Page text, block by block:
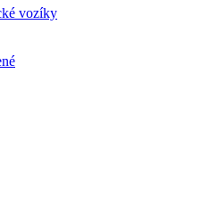
vozíky